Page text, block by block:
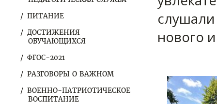
ПИТАНИЕ
ДОСТИЖЕНИЯ
ОБУЧАЮЩИХСЯ
ФГОС-2021
РАЗГОВОРЫ О ВАЖНОМ
ВОЕННО-ПАТРИОТИЧЕСКОЕ
ВОСПИТАНИЕ
нового